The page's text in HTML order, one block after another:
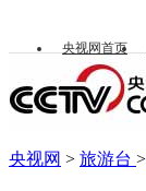
央视网首页
央视网 > 旅游台 >